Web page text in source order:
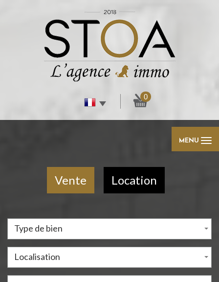
MENU
0
Vente Location
Type de bien
Localisation